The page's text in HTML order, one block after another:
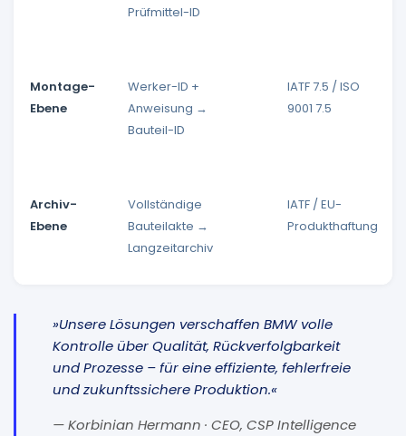
Prüfmittel-ID
Montage-
Ebene
Werker-ID +
Anweisung →
Bauteil-ID
IATF 7.5 / ISO
9001 7.5
Archiv-
Ebene
Vollständige
Bauteilakte →
Langzeitarchiv
IATF / EU-
Produkthaftung
»Unsere Lösungen verschaffen BMW volle
Kontrolle über Qualität, Rückverfolgbarkeit
und Prozesse – für eine effiziente, fehlerfreie
und zukunftssichere Produktion.«
— Korbinian Hermann · CEO, CSP Intelligence